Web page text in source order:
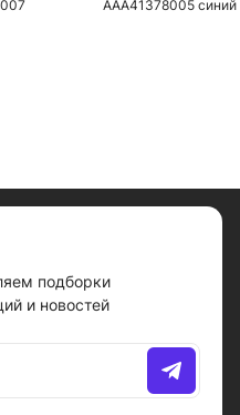
AAA41378005 синий
подборки
и новостей